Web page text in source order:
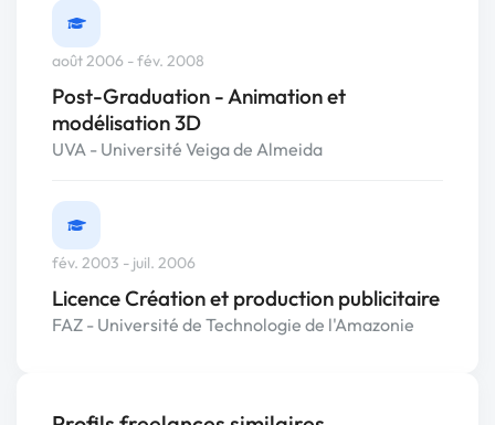
août 2006 - fév. 2008
Post-Graduation - Animation et
modélisation 3D
UVA - Université Veiga de Almeida
fév. 2003 - juil. 2006
Licence Création et production publicitaire
FAZ - Université de Technologie de l'Amazonie